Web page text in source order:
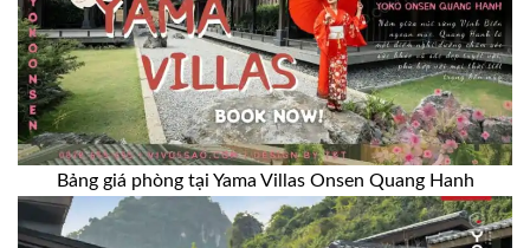
Bảng giá phòng tại Yama Villas Onsen Quang Hanh